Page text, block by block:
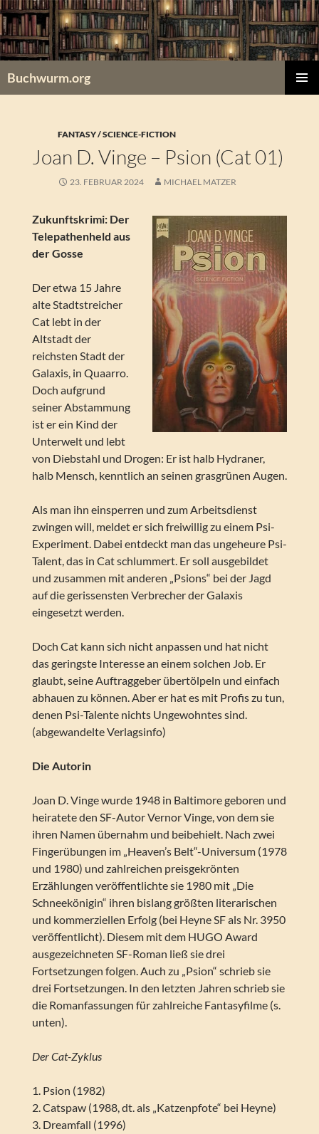
Zum
Inhalt
springen
Buchwurm.org
FANTASY / SCIENCE-FICTION
Joan D. Vinge – Psion (Cat 01)
23. FEBRUAR 2024 MICHAEL MATZER
Zukunftskrimi: Der
Telepathenheld aus
der Gosse
Der etwa 15 Jahre
alte Stadtstreicher
Cat lebt in der
Altstadt der
reichsten Stadt der
Galaxis, in Quaarro.
Doch aufgrund
seiner Abstammung
ist er ein Kind der
Unterwelt und lebt
von Diebstahl und Drogen: Er ist halb Hydraner,
halb Mensch, kenntlich an seinen grasgrünen Augen.
Als man ihn einsperren und zum Arbeitsdienst
zwingen will, meldet er sich freiwillig zu einem Psi-
Experiment. Dabei entdeckt man das ungeheure Psi-
Talent, das in Cat schlummert. Er soll ausgebildet
und zusammen mit anderen „Psions“ bei der Jagd
auf die gerissensten Verbrecher der Galaxis
eingesetzt werden.
Doch Cat kann sich nicht anpassen und hat nicht
das geringste Interesse an einem solchen Job. Er
glaubt, seine Auftraggeber übertölpeln und einfach
abhauen zu können. Aber er hat es mit Profis zu tun,
denen Psi-Talente nichts Ungewohntes sind.
(abgewandelte Verlagsinfo)
Die Autorin
Joan D. Vinge wurde 1948 in Baltimore geboren und
heiratete den SF-Autor Vernor Vinge, von dem sie
ihren Namen übernahm und beibehielt. Nach zwei
Fingerübungen im „Heaven’s Belt“-Universum (1978
und 1980) und zahlreichen preisgekrönten
Erzählungen veröffentlichte sie 1980 mit „Die
Schneekönigin“ ihren bislang größten literarischen
und kommerziellen Erfolg (bei Heyne SF als Nr. 3950
veröffentlicht). Diesem mit dem HUGO Award
ausgezeichneten SF-Roman ließ sie drei
Fortsetzungen folgen. Auch zu „Psion“ schrieb sie
drei Fortsetzungen. In den letzten Jahren schrieb sie
die Romanfassungen für zahlreiche Fantasyfilme (s.
unten).
Der Cat-Zyklus
1. Psion (1982)
2. Catspaw (1988, dt. als „Katzenpfote“ bei Heyne)
3. Dreamfall (1996)